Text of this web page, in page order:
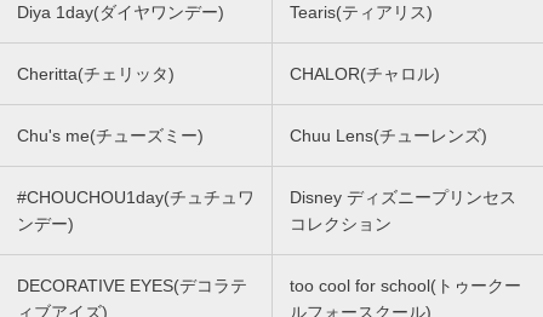
Diya 1day(ダイヤワンデー) Tearis(ティアリス)
Cheritta(チェリッタ) CHALOR(チャロル)
Chu's me(チューズミー) Chuu Lens(チューレンズ)
#CHOUCHOU1day(チュチュワ
ンデー)
Disney ディズニープリンセス
コレクション
DECORATIVE EYES(デコラテ
ィブアイズ)
too cool for school(トゥークー
ルフォースクール)